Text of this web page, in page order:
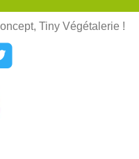
Tiny Végétalerie !